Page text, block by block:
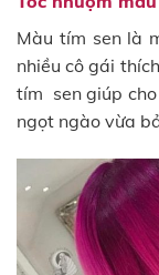
Màu tím sen là
nhiều cô gái
tím sen giúp
ngọt ngào vừa